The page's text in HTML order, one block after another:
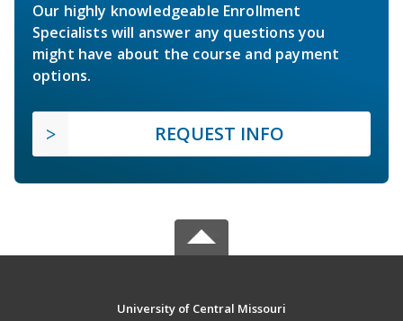
Our highly knowledgeable Enrollment
Specialists will answer any questions you
might have about the course and payment
options.
REQUEST INFO
University of Central Missouri